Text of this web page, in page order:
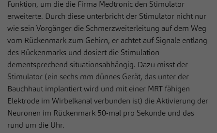
Funktion, um die die Firma Medtronic den Stimulator
erweiterte. Durch diese unterbricht der Stimulator nicht nur
wie sein Vorgänger die Schmerzweiterleitung auf dem Weg
vom Rückenmark zum Gehirn, er achtet auf Signale entlang
des Rückenmarks und dosiert die Stimulation
dementsprechend situationsabhängig. Dazu misst der
Stimulator (ein sechs mm dünnes Gerät, das unter der
Bauchhaut implantiert wird und mit einer MRT fähigen
Elektrode im Wirbelkanal verbunden ist) die Aktivierung der
Neuronen im Rückenmark 50-mal pro Sekunde und das
rund um die Uhr.
Laufzeit 1 Jahr
Zweck
Dieses Cookie wird verwendet, um Ihre
Cookie-Einstellungen für diese Website zu
speichern.
Anbieter Sportklinik Hellersen
Live-Chat
Auf unserer Webseite nutzen wir den Zendesk-Chat, eine Live-
Chat-Software des US-Unternehmens Zendesk Inc. In dieser
werden die Nachrichten und die Daten, die über den Live-Chat
eingehen, bearbeitet und dokumentiert. Der Zendesk-Chat dient
(sogenannter Live-Chat) mit Besuchern der eigenen Webseite.
Name __zlcmid
Anbieter Zendesk
Cookie-Informationen anzeigen
Statistiken
Statistik Cookies erfassen Informationen anonym. Diese